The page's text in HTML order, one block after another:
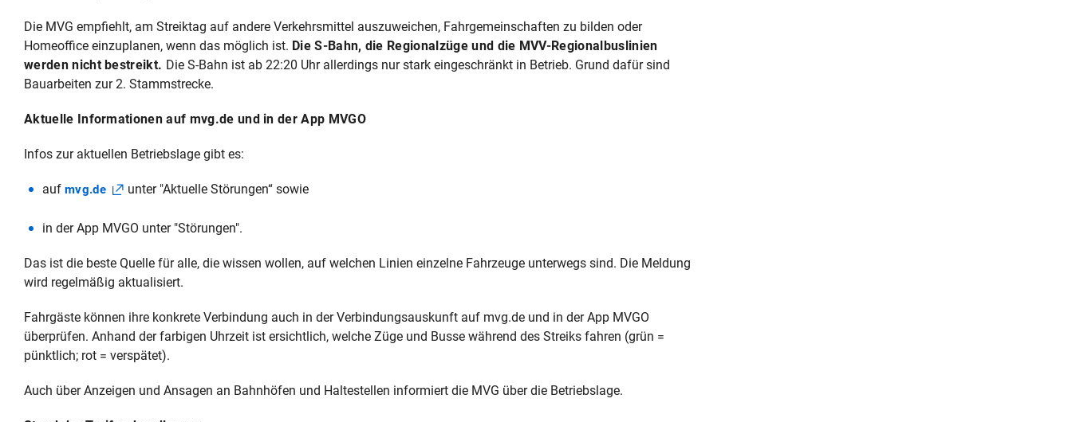
Die MVG empfiehlt, am Streiktag auf andere Verkehrsmittel auszuweichen, Fahrgemeinschaften zu bilden oder
Homeoffice einzuplanen, wenn das möglich ist. Die S-Bahn, die Regionalzüge und die MVV-Regionalbuslinien
werden nicht bestreikt. Die S-Bahn ist ab 22:20 Uhr allerdings nur stark eingeschränkt in Betrieb. Grund dafür sind
Bauarbeiten zur 2. Stammstrecke.
Aktuelle Informationen auf mvg.de und in der App MVGO
Infos zur aktuellen Betriebslage gibt es:
auf mvg.de unter "Aktuelle Störungen“ sowie
in der App MVGO unter "Störungen".
Das ist die beste Quelle für alle, die wissen wollen, auf welchen Linien einzelne Fahrzeuge unterwegs sind. Die Meldung
wird regelmäßig aktualisiert.
Fahrgäste können ihre konkrete Verbindung auch in der Verbindungsauskunft auf mvg.de und in der App MVGO
überprüfen. Anhand der farbigen Uhrzeit ist ersichtlich, welche Züge und Busse während des Streiks fahren (grün =
pünktlich; rot = verspätet).
Auch über Anzeigen und Ansagen an Bahnhöfen und Haltestellen informiert die MVG über die Betriebslage.